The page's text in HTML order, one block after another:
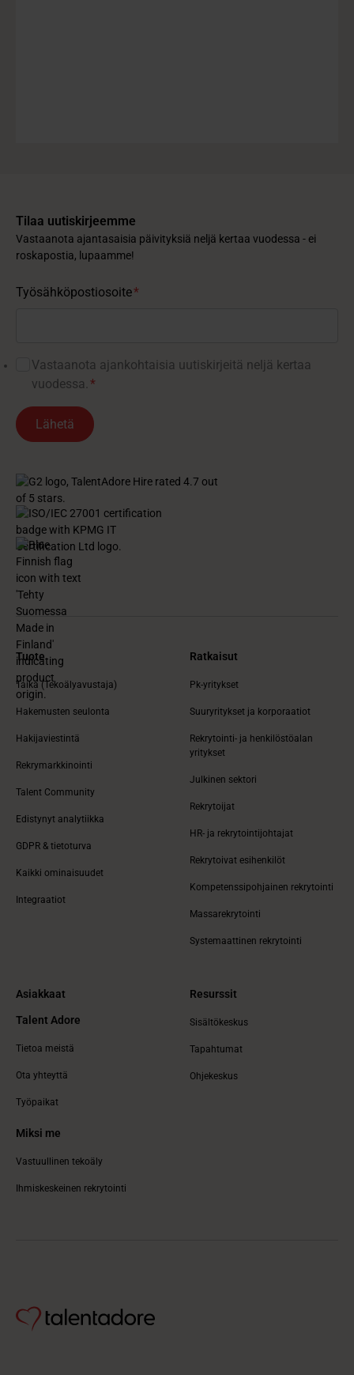
Tilaa uutiskirjeemme
Vastaanota ajantasaisia päivityksiä neljä kertaa vuodessa - ei
roskapostia, lupaamme!
Työsähköpostiosoite*
Vastaanota ajankohtaisia ​​uutiskirjeitä neljä kertaa
vuodessa. *
Tuote
Taika (Tekoälyavustaja)
Hakemusten seulonta
Hakijaviestintä
Rekrymarkkinointi
Talent Community
Edistynyt analytiikka
GDPR & tietoturva
Kaikki ominaisuudet
Integraatiot
Ratkaisut
Pk-yritykset
Suuryritykset ja korporaatiot
Rekrytointi- ja henkilöstöalan
yritykset
Julkinen sektori
Rekrytoijat
HR- ja rekrytointijohtajat
Rekrytoivat esihenkilöt
Kompetenssipohjainen rekrytointi
Massarekrytointi
Systemaattinen rekrytointi
Asiakkaat
Talent Adore
Tietoa meistä
Ota yhteyttä
Työpaikat
Miksi me
Vastuullinen tekoäly
Ihmiskeskeinen rekrytointi
Resurssit
Sisältökeskus
Tapahtumat
Ohjekeskus